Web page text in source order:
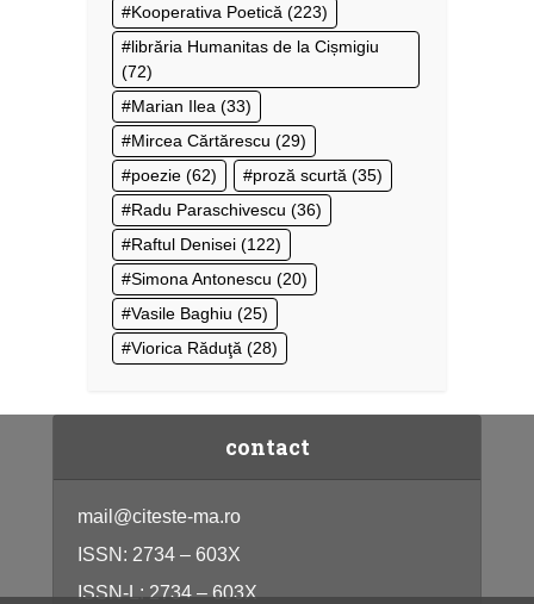
Kooperativa Poetică (223)
librăria Humanitas de la Cișmigiu
(72)
Marian Ilea (33)
Mircea Cărtărescu (29)
poezie (62) proză scurtă (35)
Radu Paraschivescu (36)
Raftul Denisei (122)
Simona Antonescu (20)
Vasile Baghiu (25)
Viorica Răduţă (28)
contact
mail@citeste-ma.ro
ISSN: 2734 – 603X
ISSN-L: 2734 – 603X